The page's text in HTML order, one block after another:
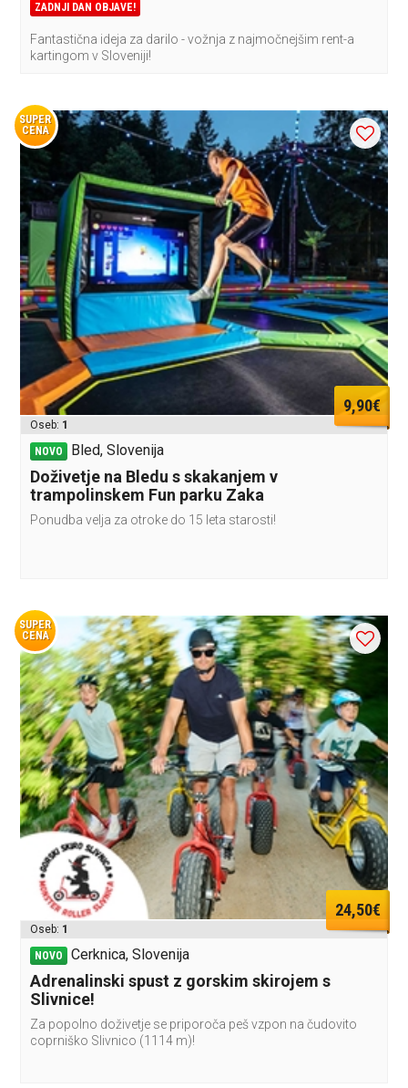
ZADNJI DAN OBJAVE!
Fantastična ideja za darilo - vožnja z najmočnejšim rent-a
kartingom v Sloveniji!
SUPER
CENA
9,90€
Oseb: 1
NOVO Bled, Slovenija
Doživetje na Bledu s skakanjem v
trampolinskem Fun parku Zaka
Ponudba velja za otroke do 15 leta starosti!
SUPER
CENA
24,50€
Oseb: 1
NOVO Cerknica, Slovenija
Adrenalinski spust z gorskim skirojem s
Slivnice!
Za popolno doživetje se priporoča peš vzpon na čudovito
coprniško Slivnico (1114 m)!